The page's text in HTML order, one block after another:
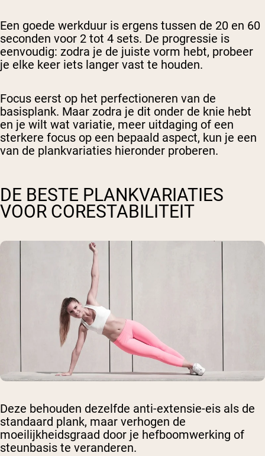
Een goede werkduur is ergens tussen de 20 en 60
seconden voor 2 tot 4 sets. De progressie is
eenvoudig: zodra je de juiste vorm hebt, probeer
je elke keer iets langer vast te houden.
Focus eerst op het perfectioneren van de
basisplank. Maar zodra je dit onder de knie hebt
en je wilt wat variatie, meer uitdaging of een
sterkere focus op een bepaald aspect, kun je een
van de plankvariaties hieronder proberen.
DE BESTE PLANKVARIATIES
VOOR CORESTABILITEIT
Deze behouden dezelfde anti-extensie-eis als de
standaard plank, maar verhogen de
moeilijkheidsgraad door je hefboomwerking of
steunbasis te veranderen.